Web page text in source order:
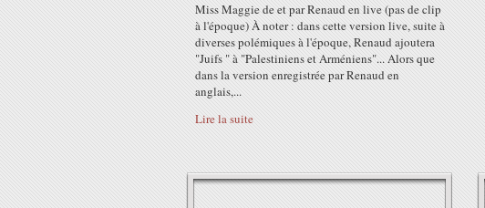
Miss Maggie de et par Renaud en live (pas de clip
à l'époque) À noter : dans cette version live, suite à
diverses polémiques à l'époque, Renaud ajoutera
"Juifs " à "Palestiniens et Arméniens"... Alors que
dans la version enregistrée par Renaud en
anglais,...
Lire la suite